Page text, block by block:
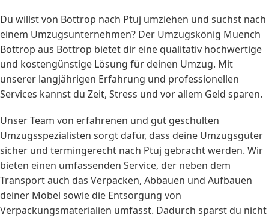
Du willst von Bottrop nach Ptuj umziehen und suchst nach
einem Umzugsunternehmen? Der Umzugskönig Muench
Bottrop aus Bottrop bietet dir eine qualitativ hochwertige
und kostengünstige Lösung für deinen Umzug. Mit
unserer langjährigen Erfahrung und professionellen
Services kannst du Zeit, Stress und vor allem Geld sparen.
Unser Team von erfahrenen und gut geschulten
Umzugsspezialisten sorgt dafür, dass deine Umzugsgüter
sicher und termingerecht nach Ptuj gebracht werden. Wir
bieten einen umfassenden Service, der neben dem
Transport auch das Verpacken, Abbauen und Aufbauen
deiner Möbel sowie die Entsorgung von
Verpackungsmaterialien umfasst. Dadurch sparst du nicht